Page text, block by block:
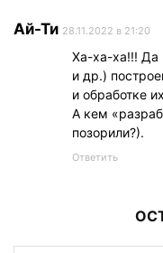
Ай-Ти 28.11.2022 в 21:20
Ха-ха-ха!!! Да
и др.)
и обработке
А кем
позорили?).
Ответить